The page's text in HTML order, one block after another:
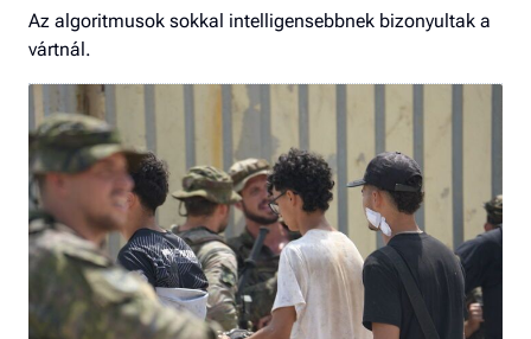
Az algoritmusok sokkal intelligensebbnek bizonyultak a
vártnál.